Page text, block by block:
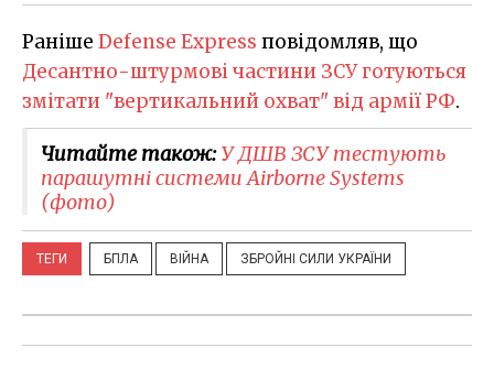
Раніше Defense Express повідомляв, що
Десантно-штурмові частини ЗСУ готуються
змітати "вертикальний охват" від армії РФ.
Читайте також:У ДШВ ЗСУ тестують
парашутні системи Airborne Systems
(фото)
ТЕГИ БПЛА ВІЙНА ЗБРОЙНІ СИЛИ УКРАЇНИ